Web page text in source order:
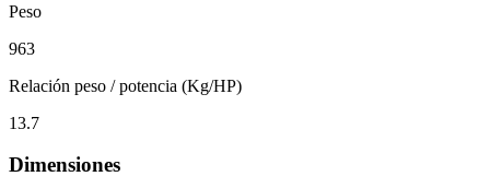
Peso
963
Relación peso / potencia (Kg/HP)
13.7
Dimensiones